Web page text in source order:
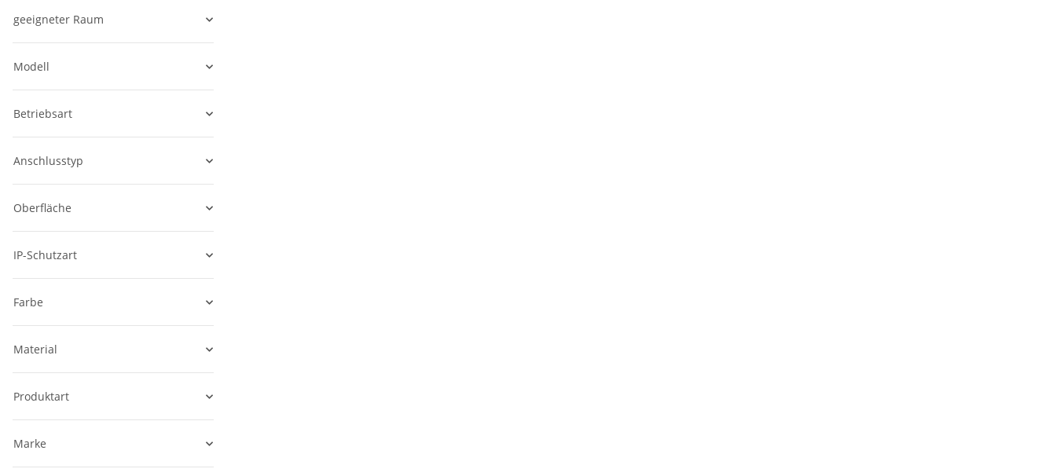
geeigneter Raum
Modell
Betriebsart
Anschlusstyp
Oberfläche
IP-Schutzart
Farbe
Material
Produktart
Marke